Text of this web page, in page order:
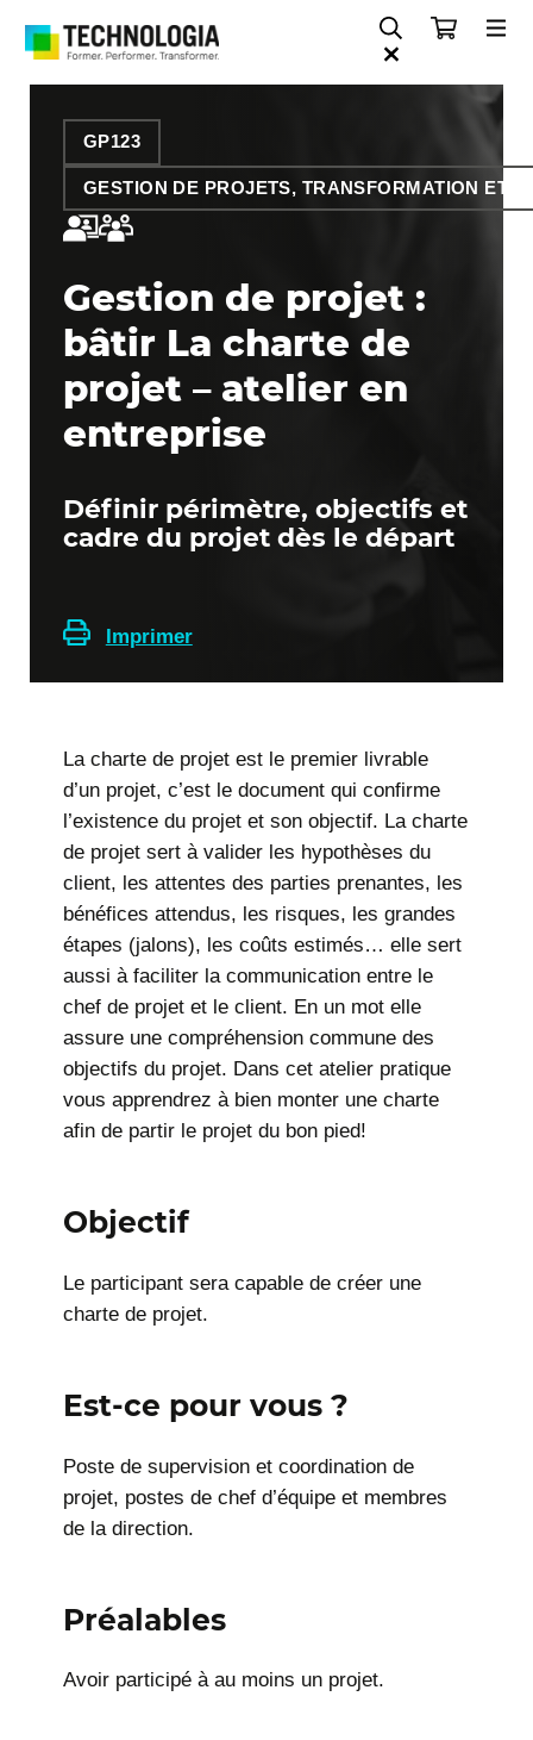
GP123
GESTION DE PROJETS, TRANSFORMATION ET
Gestion de projet :
bâtir La charte de
projet – atelier en
entreprise
Définir périmètre, objectifs et
cadre du projet dès le départ
Imprimer
La charte de projet est le premier livrable
d’un projet, c’est le document qui confirme
l’existence du projet et son objectif. La charte
de projet sert à valider les hypothèses du
client, les attentes des parties prenantes, les
bénéfices attendus, les risques, les grandes
étapes (jalons), les coûts estimés… elle sert
aussi à faciliter la communication entre le
chef de projet et le client. En un mot elle
assure une compréhension commune des
objectifs du projet. Dans cet atelier pratique
vous apprendrez à bien monter une charte
afin de partir le projet du bon pied!
Objectif
Le participant sera capable de créer une
charte de projet.
Est-ce pour vous ?
Poste de supervision et coordination de
projet, postes de chef d’équipe et membres
de la direction.
Préalables
Avoir participé à au moins un projet.